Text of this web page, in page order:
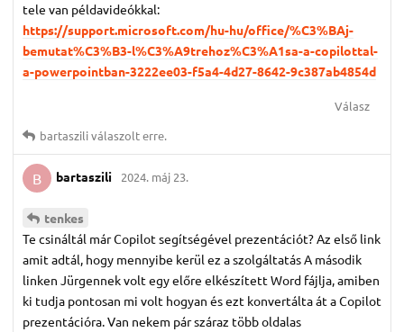
tele van példavideókkal:
https://support.microsoft.com/hu-hu/office/%C3%BAj-
bemutat%C3%B3-l%C3%A9trehoz%C3%A1sa-a-copilottal-
a-powerpointban-3222ee03-f5a4-4d27-8642-9c387ab4854d
Válasz
bartasziliválaszolt erre.
B bartaszili 2024. máj 23.
tenkes
Te csináltál már Copilot segítségével prezentációt? Az első link
amit adtál, hogy mennyibe kerül ez a szolgáltatás A második
linken Jürgennek volt egy előre elkészített Word fájlja, amiben
ki tudja pontosan mi volt hogyan és ezt konvertálta át a Copilot
prezentációra. Van nekem pár száraz több oldalas